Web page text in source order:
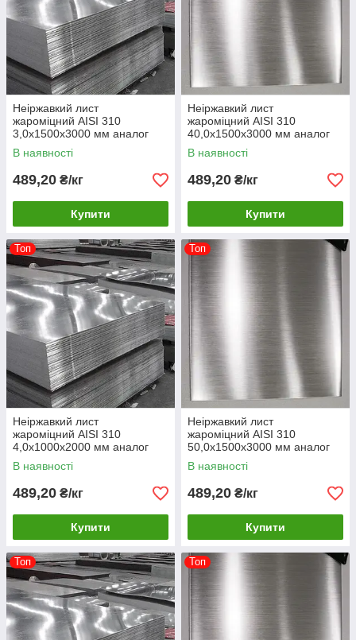
Неіржавкий лист
жароміцний AISI 310
3,0х1500х3000 мм аналог
20х23Н18
В наявності
489,20 ₴/кг
Купити
Неіржавкий лист
жароміцний AISI 310
40,0х1500х3000 мм аналог
20х23Н18
В наявності
489,20 ₴/кг
Купити
Топ
Неіржавкий лист
жароміцний AISI 310
4,0х1000х2000 мм аналог
20х23Н18
В наявності
489,20 ₴/кг
Купити
Топ
Неіржавкий лист
жароміцний AISI 310
50,0х1500х3000 мм аналог
20х23Н18
В наявності
489,20 ₴/кг
Купити
Топ Топ